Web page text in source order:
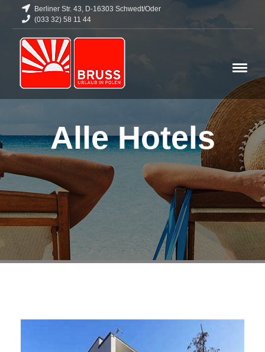
Berliner Str. 43, D-16303 Schwedt/Oder
(033 32) 58 11 44
Alle Hotels